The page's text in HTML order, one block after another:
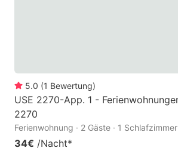
5.0 (1 Bewertung)
USE 2270-App. 1 -
2270
Ferienwohnung · 2 Gäste · 1 Schlafzimmer
34€ /Nacht*